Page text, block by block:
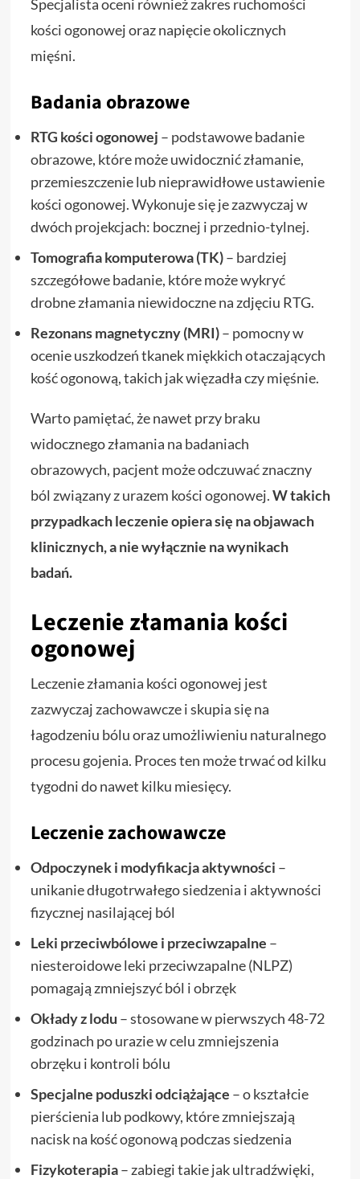
Specjalista oceni również zakres ruchomości
kości ogonowej oraz napięcie okolicznych
mięśni.
Badania obrazowe
RTG kości ogonowej – podstawowe badanie
obrazowe, które może uwidocznić złamanie,
przemieszczenie lub nieprawidłowe ustawienie
kości ogonowej. Wykonuje się je zazwyczaj w
dwóch projekcjach: bocznej i przednio-tylnej.
Tomografia komputerowa (TK)– bardziej
szczegółowe badanie, które może wykryć
drobne złamania niewidoczne na zdjęciu RTG.
Rezonans magnetyczny (MRI)– pomocny w
ocenie uszkodzeń tkanek miękkich otaczających
kość ogonową, takich jak więzadła czy mięśnie.
Warto pamiętać, że nawet przy braku
widocznego złamania na badaniach
obrazowych, pacjent może odczuwać znaczny
ból związany z urazem kości ogonowej.W takich
przypadkach leczenie opiera się na objawach
klinicznych, a nie wyłącznie na wynikach
badań.
Leczenie złamania kości
ogonowej
Leczenie złamania kości ogonowej jest
zazwyczaj zachowawcze i skupia się na
łagodzeniu bólu oraz umożliwieniu naturalnego
procesu gojenia. Proces ten może trwać od kilku
tygodni do nawet kilku miesięcy.
Leczenie zachowawcze
Odpoczynek i modyfikacja aktywności –
unikanie długotrwałego siedzenia i aktywności
fizycznej nasilającej ból
Leki przeciwbólowe i przeciwzapalne –
niesteroidowe leki przeciwzapalne (NLPZ)
pomagają zmniejszyć ból i obrzęk
Okłady z lodu – stosowane w pierwszych 48-72
godzinach po urazie w celu zmniejszenia
obrzęku i kontroli bólu
Specjalne poduszki odciążające – o kształcie
pierścienia lub podkowy, które zmniejszają
nacisk na kość ogonową podczas siedzenia
Fizykoterapia– zabiegi takie jak ultradźwięki,